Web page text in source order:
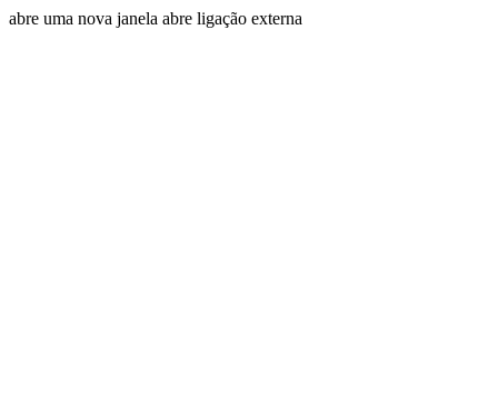
abre uma nova janela abre ligação externa